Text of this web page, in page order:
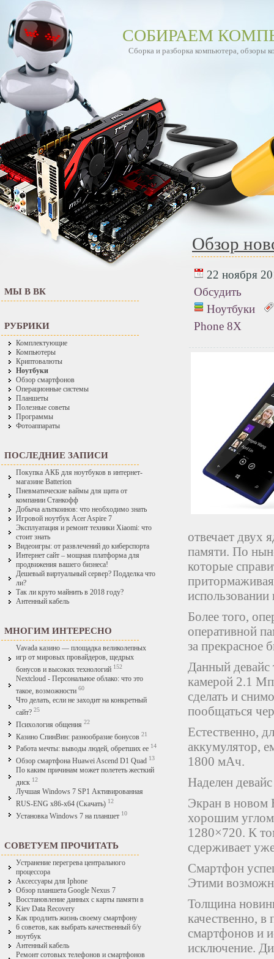
СОБИРАЕМ
Сборка и разборка компьютера, обзоры
МЫ В ВК
РУБРИКИ
Комплектующие
Компьютеры
Криптовалюты
Ноутбуки
Обзор смартфонов
Операционные системы
Планшеты
Полезные советы
Программы
Фотоаппараты
ПОСЛЕДНИЕ ЗАПИСИ
Покупка АКБ для ноутбуков в интернет-
магазине Batterion
Пневматические ваймы для щита от
компании Станкофф
Добыча альткоинов: что необходимо знать
Игровой ноутбук Acer Aspire 7
Эксплуатация и ремонт техники Xiaomi: что
стоит знать
Видеоигры: от развлечений до киберспорта
Интернет сайт – мощная платформа для
продвижения вашего бизнеса!
Дешевый виртуальный сервер? Подделка что
ли?
Так ли круто майнить в 2018 году?
Антенный кабель
МНОГИМ ИНТЕРЕСНО
Vavada казино — площадка великолепных
игр от мировых провайдеров, щедрых
бонусов и высоких технологий 152
Nextcloud - Персональное облако: что это
такое, возможности 60
Что делать, если не заходит на конкретный
сайт? 25
Психология общения 22
Казино СпинВин: разнообразие бонусов 21
Работа мечты: выводы людей, обретших ее 14
Обзор смартфона Huawei Ascend D1 Quad 13
По каким причинам может полететь жесткий
диск 12
Лучшая Windows 7 SP1 Активированная
RUS-ENG x86-x64 (Скачать) 12
Установка Windows 7 на планшет 10
СОВЕТУЕМ ПРОЧИТАТЬ
Устранение перегрева центрального
процессора
Аксессуары для Iphone
Обзор планшета Google Nexus 7
Восстановление данных с карты памяти в
Kiev Data Recovery
Как продлить жизнь своему смартфону
6 советов, как выбрать качественный б/у
ноутбук
Антенный кабель
Ремонт сотовых телефонов и смартфонов
Обзор
22 ноября
Обсудить
Ноутбуки
Phone 8X
отвечает двух
памяти. По
которые
Более того,
оперативной
за прекрасное
Данный девайс
камерой 2.1
сделать и
пообщаться
Естественно,
аккумулятор,
1800 мАч.
Наделен
Экран в новом
хорошим углом
1280×720. К
сдерживает
Смартфон
Этими
Толщина
качественно,
смартфонов и
исключение.